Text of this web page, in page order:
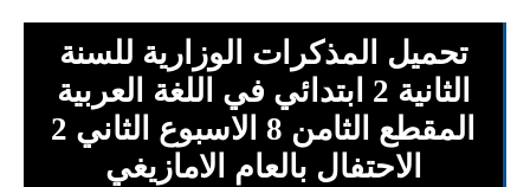
السنة الخامسة ابتدائي
شهادة التعليم الابتدائي
تزيين القسم
تحميل المذكرات الوزارية للسنة
الثانية 2 ابتدائي في اللغة العربية
المقطع الثامن 8 الاسبوع الثاني 2
الاحتفال بالعام الامازيغي